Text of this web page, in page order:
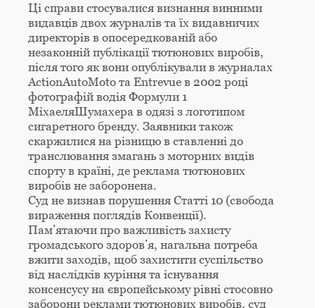
Ці справи стосувалися визнання винними
видавців двох журналів та їх видавничих
директорів в опосередкованій або
незаконній публікації тютюнових виробів,
після того як вони опублікували в журналах
ActionAutoMoto та Entrevue в 2002 році
фотографій водія Формули 1
МіхаеляШумахера в одязі з логотипом
сигаретного бренду. Заявники також
скаржилися на різницю в ставленні до
транслювання змагань з моторних видів
спорту в країні, де реклама тютюнових
виробів не заборонена.
Суд не визнав порушення Статті 10 (свобода
вираження поглядів Конвенції).
Пам’ятаючи про важливість захисту
громадського здоров’я, нагальна потреба
вжити заходів, щоб захистити суспільство
від наслідків куріння та існування
консенсусу на європейському рівні стосовно
заборони реклами тютюнових виробів, суд